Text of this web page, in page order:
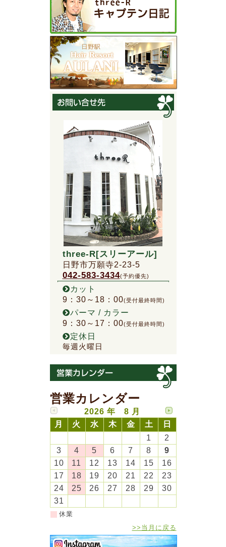
three-R[スリーアール]
日野市万願寺2-23-5
042-583-3434(予約優先)
カット
9：30～18：00(受付最終時間)
パーマ / カラー
9：30～17：00(受付最終時間)
定休日
毎週火曜日
営業カレンダー
2026 年 8 月
月
火 水 木 金 土
日
1
2
3
4 5 6 7 8
9
10
11 12 13 14 15
16
17
18 19 20 21 22
23
24
25 26 27 28 29
30
31
休業
>>当月に戻る